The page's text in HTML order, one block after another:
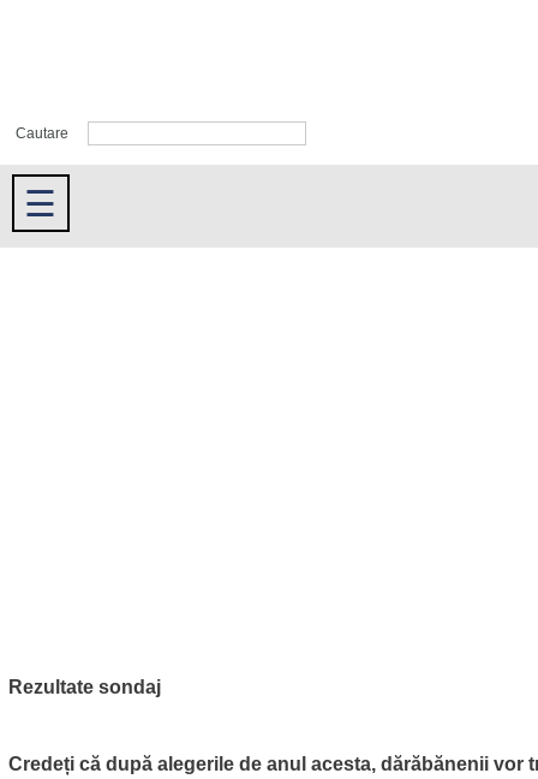
Cautare
☰
Rezultate sondaj
Credeți că după alegerile de anul acesta, dărăbănenii vor